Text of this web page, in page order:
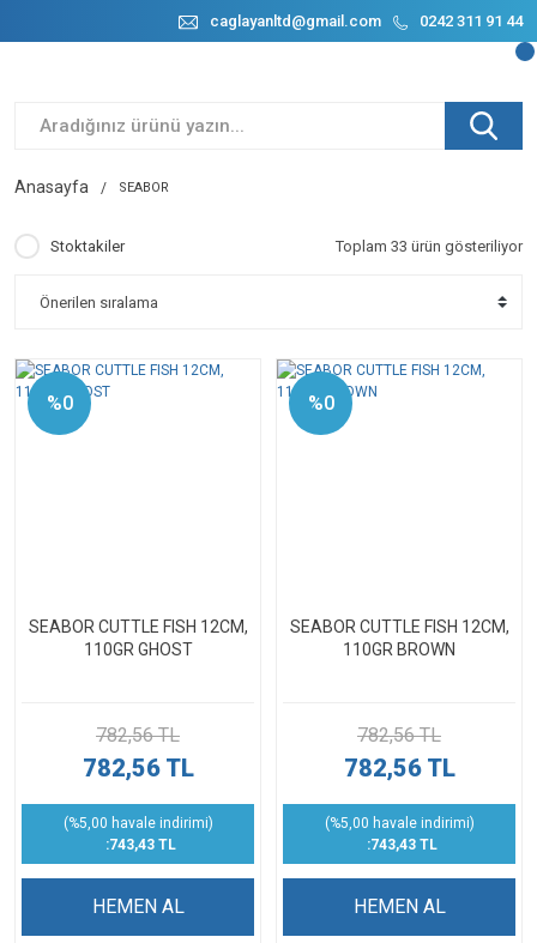
caglayanltd@gmail.com 0242 311 91 44
Anasayfa SEABOR
Stoktakiler Toplam 33 ürün gösteriliyor
%0
SEABOR CUTTLE FISH 12CM,
110GR GHOST
782,56 TL
782,56 TL
(%5,00 havale indirimi)
:743,43 TL
HEMEN AL
%0
SEABOR CUTTLE FISH 12CM,
110GR BROWN
782,56 TL
782,56 TL
(%5,00 havale indirimi)
:743,43 TL
HEMEN AL